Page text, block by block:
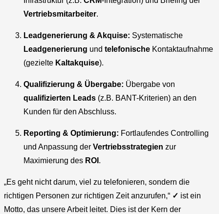
Vertriebsmitarbeiter.
Leadgenerierung & Akquise: Systematische
Leadgenerierung und telefonische Kontaktaufnahme
(gezielte Kaltakquise).
Qualifizierung & Übergabe: Übergabe von
qualifizierten Leads (z.B. BANT-Kriterien) an den
Kunden für den Abschluss.
Reporting & Optimierung: Fortlaufendes Controlling
und Anpassung der Vertriebsstrategien zur
Maximierung des ROI .
„Es geht nicht darum, viel zu telefonieren, sondern die
richtigen Personen zur richtigen Zeit anzurufen,“ ✓ ist ein
Motto, das unsere Arbeit leitet. Dies ist der Kern der